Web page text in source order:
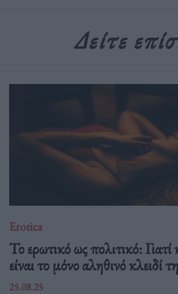
Δείτε
Erotica
Το ερωτικό ως πολιτικό: Γιατί
είναι το μόνο αληθινό κλειδί
25.08.25